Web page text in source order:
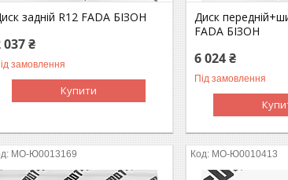
задній R12 FADA БІЗОН
037 ₴
замовлення
Купити
Диск
FADA БІЗОН
6 024 ₴
Під замовлення
MO-Ю0013169 MO-Ю0010413